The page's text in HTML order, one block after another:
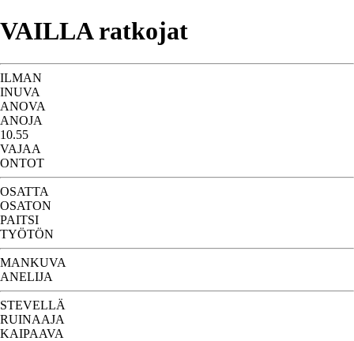
VAILLA ratkojat
ILMAN
INUVA
ANOVA
ANOJA
10.55
VAJAA
ONTOT
OSATTA
OSATON
PAITSI
TYÖTÖN
MANKUVA
ANELIJA
STEVELLÄ
RUINAAJA
KAIPAAVA